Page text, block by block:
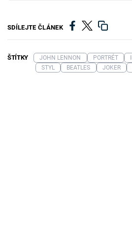
SDÍLEJTE ČLÁNEK
ŠTÍTKY JOHN LENNON PORTRÉT
STYL
BEATLES JOKER